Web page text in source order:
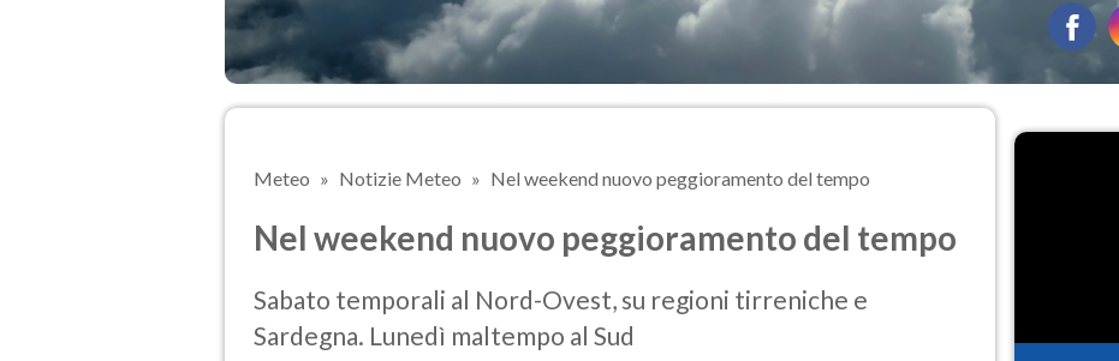
Meteo Notizie Meteo Nel weekend nuovo peggioramento del tempo
Nel weekend nuovo peggioramento del tempo
Sabato temporali al Nord-Ovest, su regioni tirreniche e
Sardegna. Lunedì maltempo al Sud